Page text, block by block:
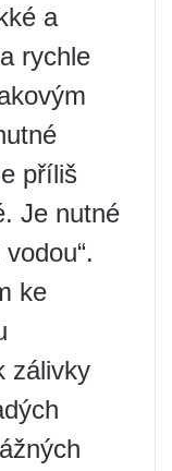
a
rychle
příliš
Je nutné
ke
zálivky